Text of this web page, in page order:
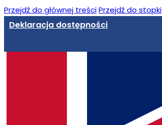
Przejdź do głównej treściPrzejdź do stopki
Deklaracja dostępności